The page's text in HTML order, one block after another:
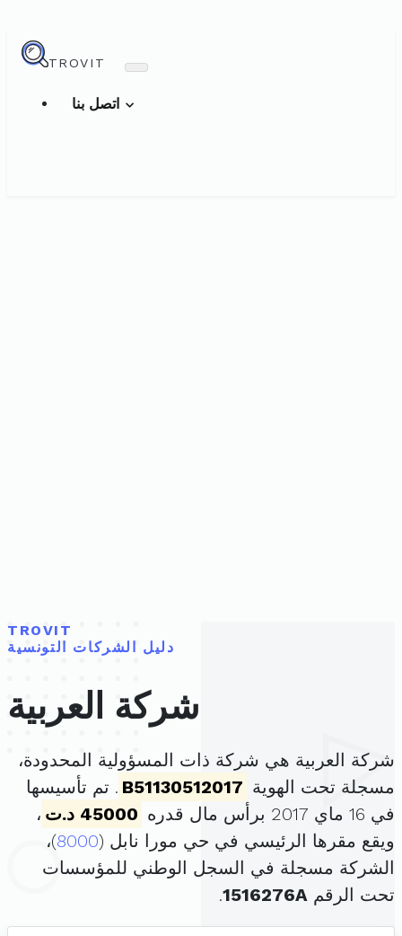
TROVIT
TROVIT
دليل الشركات التونسية
شركة العربية
شركة العربية هي شركة ذات المسؤولية المحدودة،
مسجلة تحت الهوية B51130512017 . تم تأسيسها
في 16 ماي 2017 برأس مال قدره
45000 د.ت
،
ويقع مقرها الرئيسي في حي مورا نابل (8000)،
الشركة مسجلة في السجل الوطني للمؤسسات
تحت الرقم 1516276A
.